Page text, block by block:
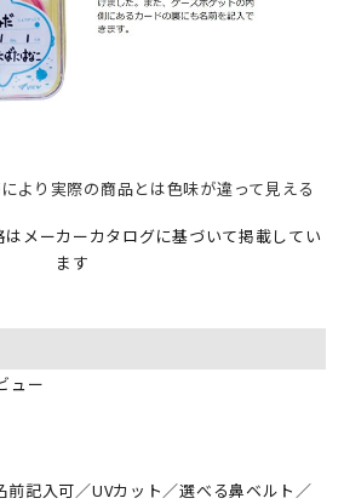
より実際の商品とは色味が違って見える
メーカーカタログに基づいて掲載してい
ます
ュー
記入可／UVカット／選べる鼻ベルト／